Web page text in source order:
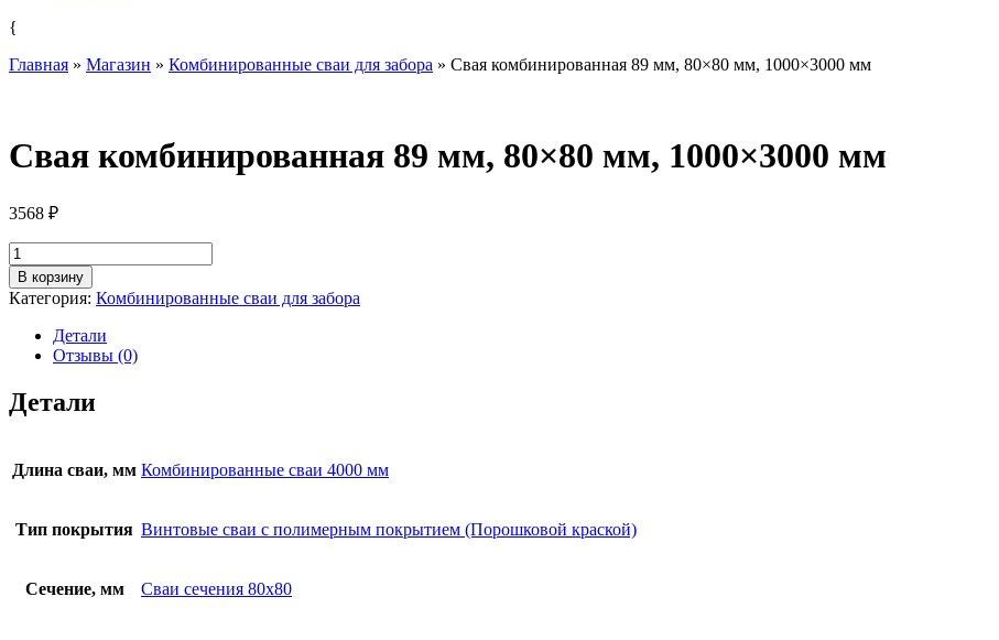
{
Главная » Магазин » Комбинированные сваи для забора » Свая комбинированная 89 мм, 80×80 мм, 1000×3000 мм
Свая комбинированная 89 мм, 80×80 мм, 1000×3000 мм
3568 ₽
Количество
товара
Свая
комбинированная
мм,
1000×3000
В корзину
Категория: Комбинированные сваи для забора
Детали
Отзывы (0)
Детали
Длина сваи, мм Комбинированные сваи 4000 мм
Тип покрытия Винтовые сваи с полимерным покрытием (Порошковой краской)
Сечение, мм Сваи сечения 80х80